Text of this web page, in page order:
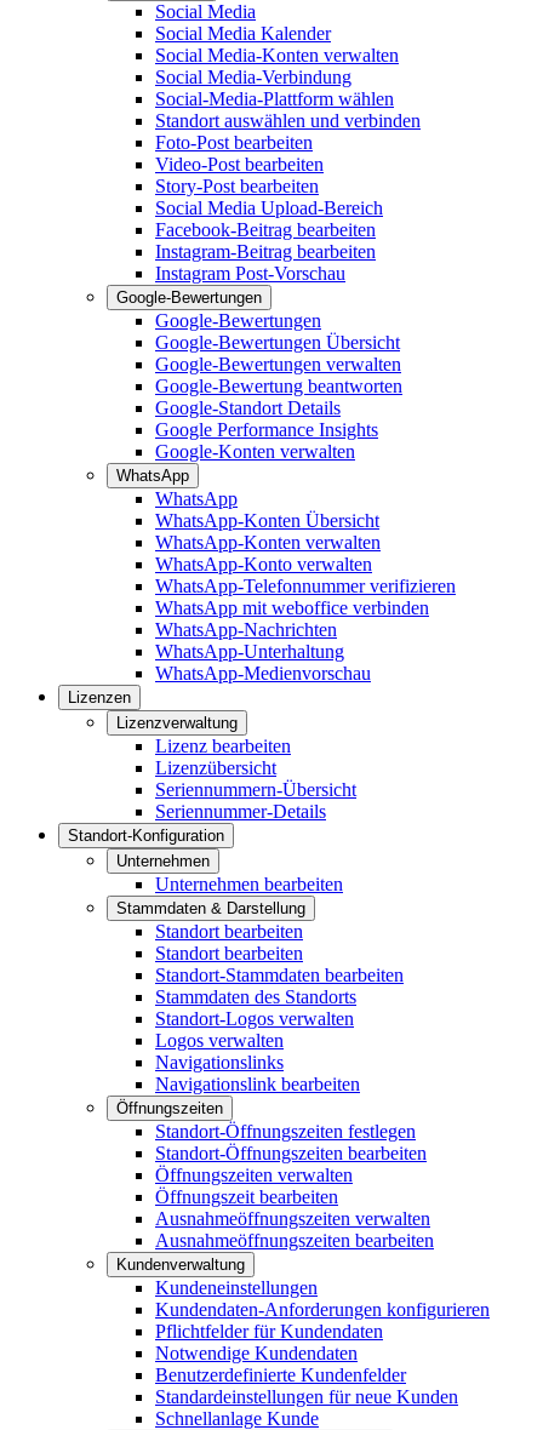
Social Media
Social Media Kalender
Social Media-Konten verwalten
Social Media-Verbindung
Social-Media-Plattform wählen
Standort auswählen und verbinden
Foto-Post bearbeiten
Video-Post bearbeiten
Story-Post bearbeiten
Social Media Upload-Bereich
Facebook-Beitrag bearbeiten
Instagram-Beitrag bearbeiten
Instagram Post-Vorschau
Google-Bewertungen
Google-Bewertungen
Google-Bewertungen Übersicht
Google-Bewertungen verwalten
Google-Bewertung beantworten
Google-Standort Details
Google Performance Insights
Google-Konten verwalten
WhatsApp
WhatsApp
WhatsApp-Konten Übersicht
WhatsApp-Konten verwalten
WhatsApp-Konto verwalten
WhatsApp-Telefonnummer verifizieren
WhatsApp mit weboffice verbinden
WhatsApp-Nachrichten
WhatsApp-Unterhaltung
WhatsApp-Medienvorschau
Lizenzen
Lizenzverwaltung
Lizenz bearbeiten
Lizenzübersicht
Seriennummern-Übersicht
Seriennummer-Details
Standort-Konfiguration
Unternehmen
Unternehmen bearbeiten
Stammdaten & Darstellung
Standort bearbeiten
Standort bearbeiten
Standort-Stammdaten bearbeiten
Stammdaten des Standorts
Standort-Logos verwalten
Logos verwalten
Navigationslinks
Navigationslink bearbeiten
Öffnungszeiten
Standort-Öffnungszeiten festlegen
Standort-Öffnungszeiten bearbeiten
Öffnungszeiten verwalten
Öffnungszeit bearbeiten
Ausnahmeöffnungszeiten verwalten
Ausnahmeöffnungszeiten bearbeiten
Kundenverwaltung
Kundeneinstellungen
Kundendaten-Anforderungen konfigurieren
Pflichtfelder für Kundendaten
Notwendige Kundendaten
Benutzerdefinierte Kundenfelder
Standardeinstellungen für neue Kunden
Schnellanlage Kunde